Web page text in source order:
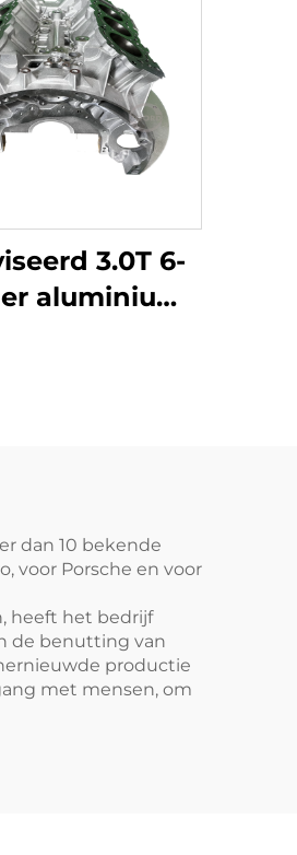
3.0T 6-
aluminium
dan 10 bekende
voor Porsche en voor
heeft het bedrijf
de benutting van
productie
met mensen, om